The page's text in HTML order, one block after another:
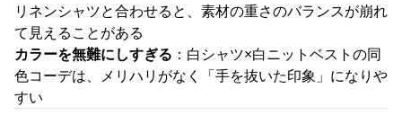
リネンシャツと合わせると、素材の重さのバランスが崩れ
て見えることがある
カラーを無難にしすぎる ：白シャツ×白ニットベストの同
色コーデは、メリハリがなく「手を抜いた印象」になりや
すい